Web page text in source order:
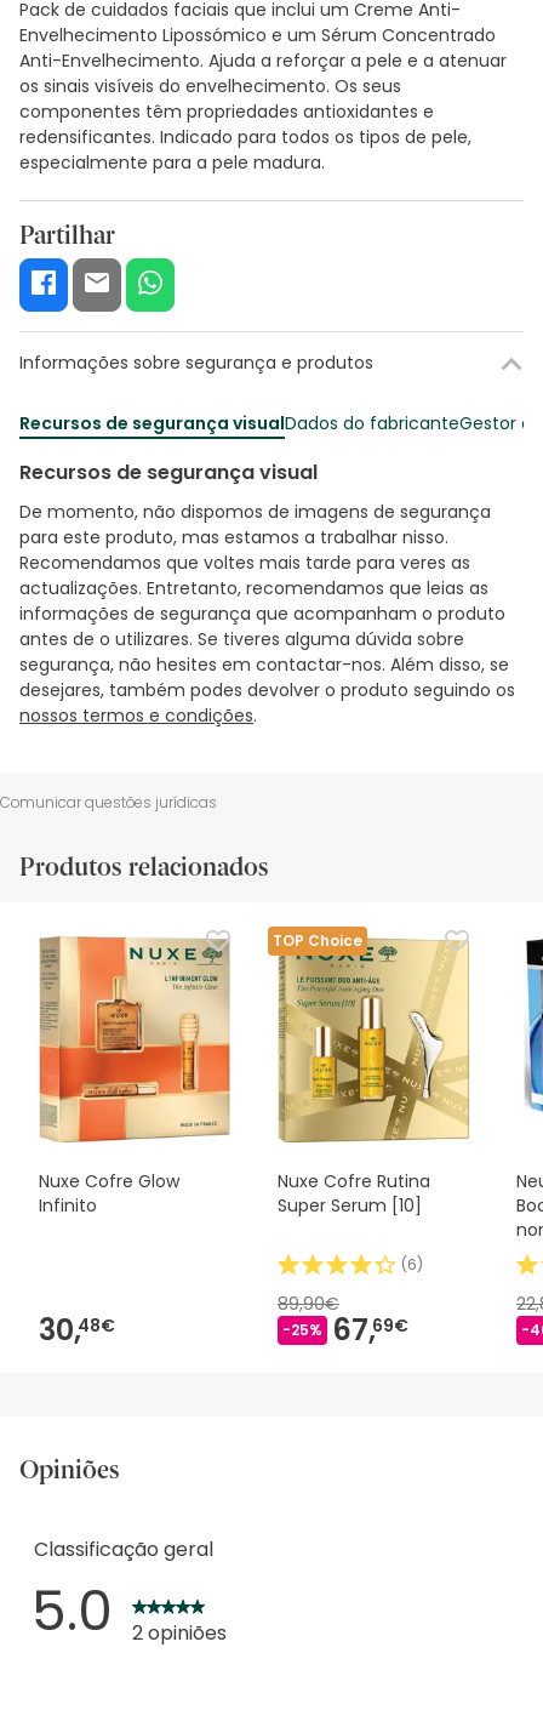
Pack de cuidados faciais que inclui um Creme Anti-
Envelhecimento Lipossómico e um Sérum Concentrado
Anti-Envelhecimento. Ajuda a reforçar a pele e a atenuar
os sinais visíveis do envelhecimento. Os seus
componentes têm propriedades antioxidantes e
redensificantes. Indicado para todos os tipos de pele,
especialmente para a pele madura.
Partilhar
Informações sobre segurança e produtos
Recursos de segurança visualDados do fabricanteGestor
Recursos de segurança visual
De momento, não dispomos de imagens de segurança
para este produto, mas estamos a trabalhar nisso.
Recomendamos que voltes mais tarde para veres as
actualizações. Entretanto, recomendamos que leias as
informações de segurança que acompanham o produto
antes de o utilizares. Se tiveres alguma dúvida sobre
segurança, não hesites em contactar-nos. Além disso, se
desejares, também podes devolver o produto seguindo os
nossos termos e condições.
Comunicar questões jurídicas
Produtos relacionados
Nuxe Cofre Glow
Infinito
30,48€
TOP Choice
Nuxe Cofre Rutina
Super Serum [10]
(6)
89,90€
-25% 67,69€ -
Opiniões
Classificação geral
5.0 2 opiniões